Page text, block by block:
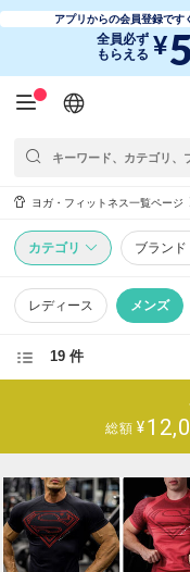
アプリからの会員登録です
全員必ず
もらえる ¥
日本語
English
简体中文
繁體中文
ヨガ・フィットネス一覧ページ
カテゴリ ブランド
レディース メンズ
19 件
総額 ¥